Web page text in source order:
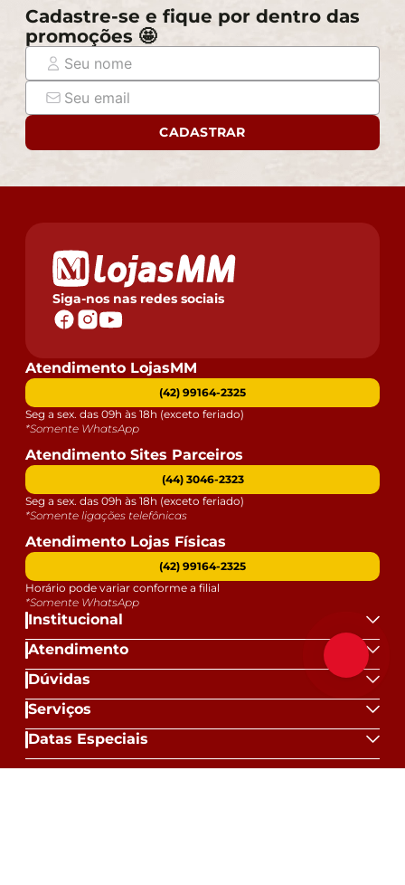
Cadastre-se e fique por dentro das
promoções 🤩
CADASTRAR
Siga-nos nas redes sociais
Institucional
Atendimento
Dúvidas
Serviços
Datas Especiais
Atendimento LojasMM
(42) 99164-2325
Seg a sex. das 09h às 18h (exceto feriado)
*Somente WhatsApp
Atendimento Sites Parceiros
(44) 3046-2323
Seg a sex. das 09h às 18h (exceto feriado)
*Somente ligações telefônicas
Atendimento Lojas Físicas
(42) 99164-2325
Horário pode variar conforme a filial
*Somente WhatsApp